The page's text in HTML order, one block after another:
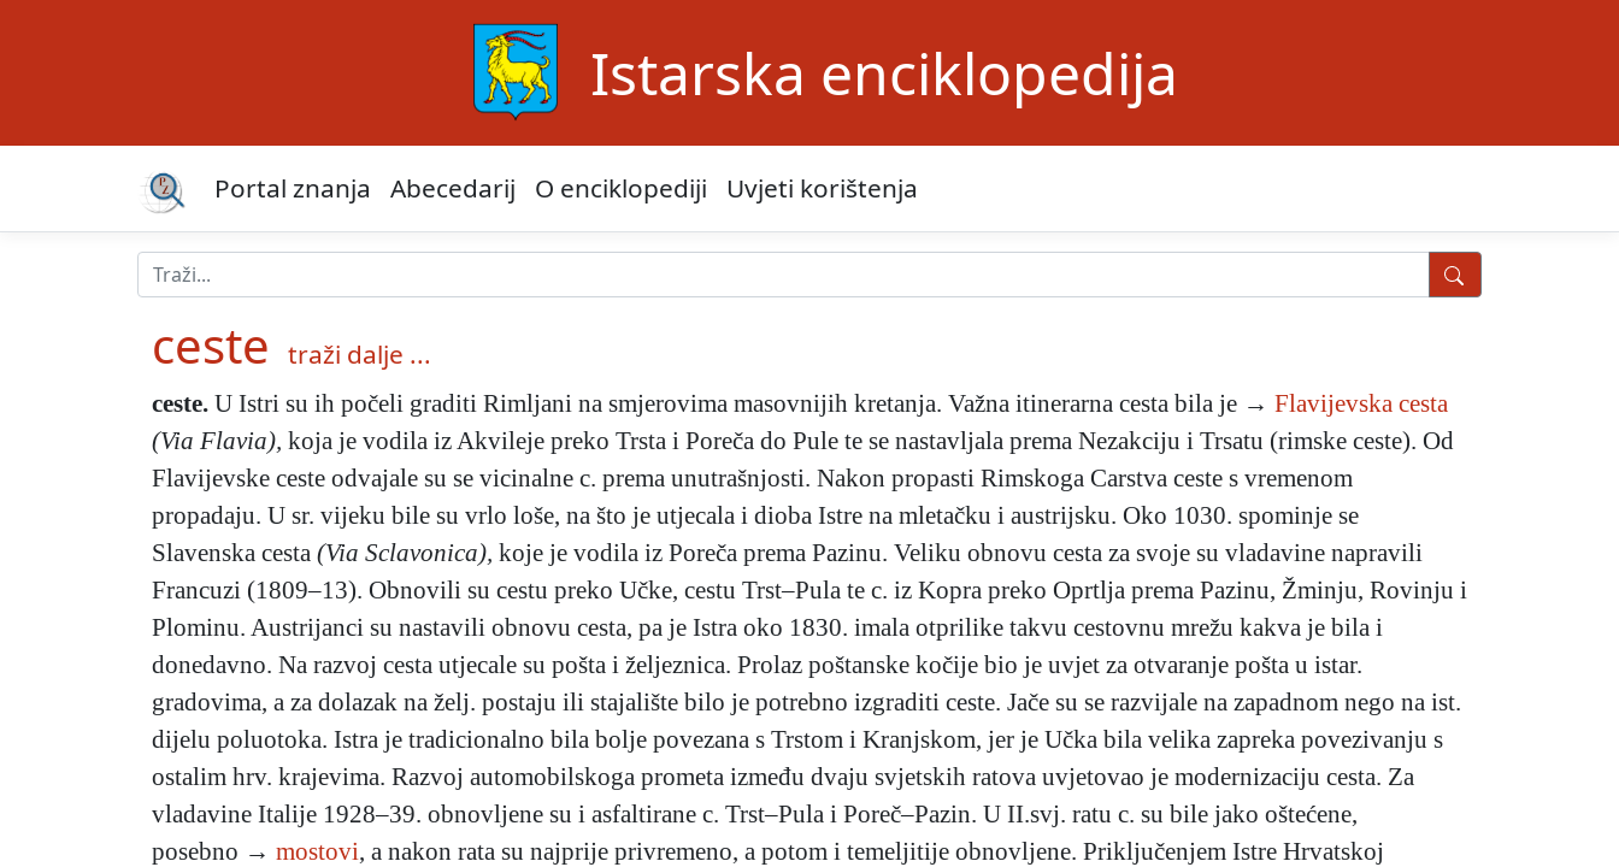
Istarska enciklopedija
Portal znanja Abecedarij O enciklopediji Uvjeti korištenja
ceste traži dalje ...
ceste. U Istri su ih počeli graditi Rimljani na smjerovima masovnijih kretanja. Važna itinerarna cesta bila je → Flavijevska cesta
(Via Flavia), koja je vodila iz Akvileje preko Trsta i Poreča do Pule te se nastavljala prema Nezakciju i Trsatu (rimske ceste). Od
Flavijevske ceste odvajale su se vicinalne c. prema unutrašnjosti. Nakon propasti Rimskoga Carstva ceste s vremenom
propadaju. U sr. vijeku bile su vrlo loše, na što je utjecala i dioba Istre na mletačku i austrijsku. Oko 1030. spominje se
Slavenska cesta (Via Sclavonica), koje je vodila iz Poreča prema Pazinu. Veliku obnovu cesta za svoje su vladavine napravili
Francuzi (1809–13). Obnovili su cestu preko Učke, cestu Trst–Pula te c. iz Kopra preko Oprtlja prema Pazinu, Žminju, Rovinju i
Plominu. Austrijanci su nastavili obnovu cesta, pa je Istra oko 1830. imala otprilike takvu cestovnu mrežu kakva je bila i
donedavno. Na razvoj cesta utjecale su pošta i željeznica. Prolaz poštanske kočije bio je uvjet za otvaranje pošta u istar.
gradovima, a za dolazak na želj. postaju ili stajalište bilo je potrebno izgraditi ceste. Jače su se razvijale na zapadnom nego na ist.
dijelu poluotoka. Istra je tradicionalno bila bolje povezana s Trstom i Kranjskom, jer je Učka bila velika zapreka povezivanju s
ostalim hrv. krajevima. Razvoj automobilskoga prometa između dvaju svjetskih ratova uvjetovao je modernizaciju cesta. Za
vladavine Italije 1928–39. obnovljene su i asfaltirane c. Trst–Pula i Poreč–Pazin. U II.svj. ratu c. su bile jako oštećene,
posebno → mostovi, a nakon rata su najprije privremeno, a potom i temeljitije obnovljene. Priključenjem Istre Hrvatskoj